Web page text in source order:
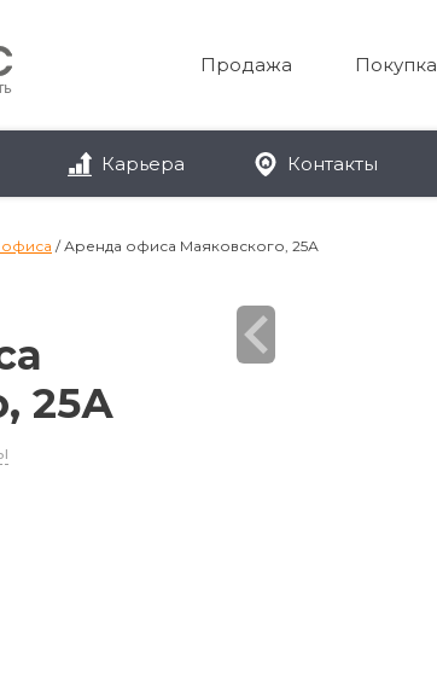
Продажа Покупка
Карьера Контакты
/Аренда офиса Маяковского, 25А
25А
платеж: